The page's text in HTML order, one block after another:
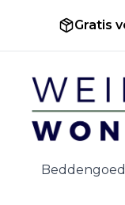
Gratis
Ga naar de inhoud
Beddengoed